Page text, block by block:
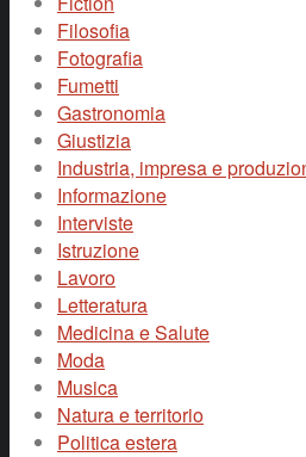
Filosofia
Fotografia
Fumetti
Gastronomia
Giustizia
Industria, impresa e
Informazione
Interviste
Istruzione
Lavoro
Letteratura
Medicina e Salute
Moda
Musica
Natura e territorio
Politica estera